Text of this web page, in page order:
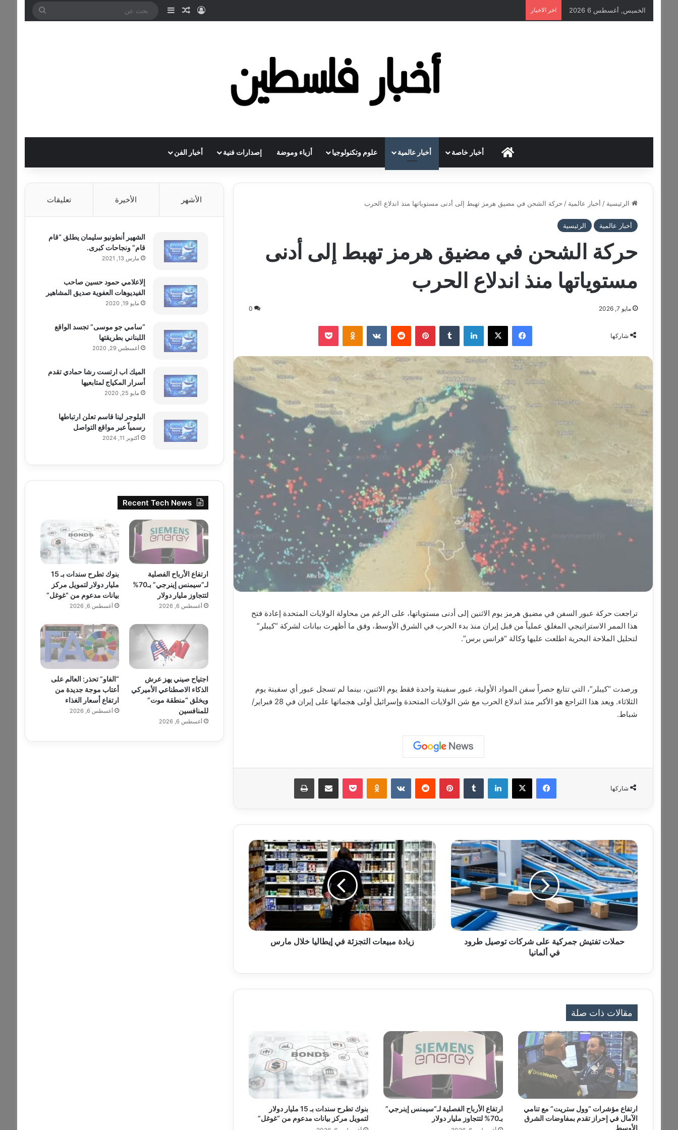
الخميس, أغسطس 6 2026 اخر الاخبار تسجيل الدخول
مقال عشوائي
إضافة عمود جانبي
HOMEأخبار خاصة أخبار عالمية علوم وتكنولوجيا أزياء وموضة إصدارات فنية أخبار الفن
الرئيسية / أخبار عالمية / حركة الشحن في مضيق هرمز تهبط إلى أدنى مستوياتها منذ اندلاع الحرب
أخبار عالمية الرئيسية
حركة الشحن في مضيق هرمز تهبط إلى أدنى
مستوياتها منذ اندلاع الحرب
مايو 7, 2026 0
شاركها
فيسبوك ‫X لينكدإن ‏Tumblr بينتيريست ‏Reddit
‏VKontakte
Odnoklassniki
‫Pocket
تراجعت حركة عبور السفن في مضيق هرمز يوم الاثنين إلى أدنى مستوياتها، على الرغم من محاولة الولايات المتحدة إعادة فتح
هذا الممر الاستراتيجي المغلق عملياً من قبل إيران منذ بدء الحرب في الشرق الأوسط، وفق ما أظهرت بيانات لشركة “كيبلر”
لتحليل الملاحة البحرية اطلعت عليها وكالة “فرانس برس”.
ورصدت “كيبلر”، التي تتابع حصراً سفن المواد الأولية، عبور سفينة واحدة فقط يوم الاثنين، بينما لم تسجل عبور أي سفينة يوم
الثلاثاء. ويعد هذا التراجع هو الأكبر منذ اندلاع الحرب مع شن الولايات المتحدة وإسرائيل أولى هجماتها على إيران في 28 فبراير/
شباط.
شاركها
فيسبوك ‫X لينكدإن ‏Tumblr بينتيريست ‏Reddit
‏VKontakte
Odnoklassniki
‫Pocket مشاركة عبر البريد طباعة
ح
م
ل
ا
ت
ت
ف
ت
ي
ر
ة
ى
ش
ر
ك
ا
و
ص
حملات تفتيش جمركية على شركات توصيل طرود
في ألمانيا
ز
ي
ة
م
ب
ي
ع
ل
ي
إ
ا
ل
ي
ا
زيادة مبيعات التجزئة في إيطاليا خلال مارس
مقالات ذات صلة
ارتفاع مؤشرات “وول ستريت” مع تنامي
الآمال في إحراز تقدم بمفاوضات الشرق
الأوسط
ارتفاع الأرباح الفصلية لـ”سيمنس إينرجي”
بـ70% لتتجاوز مليار دولار
بنوك تطرح سندات بـ 15 مليار دولار
لتمويل مركز بيانات مدعوم من “غوغل”
الأشهر الأخيرة تعليقات
الشهير أنطونيو سليمان يطلق “قام
قام” ونجاحات كبرى.
مارس 13, 2021
إلاعلامي حمود حسين صاحب
الفيديوهات العفوية صديق المشاهير
مايو 19, 2020
“سامي جو موسى” تجسد الواقع
اللبناني بطريقتها
أغسطس 29, 2020
الميك اب ارتست رشا حمادي تقدم
أسرار المكياج لمتابعيها
مايو 25, 2020
البلوجر لينا قاسم تعلن ارتباطها
رسمياً عبر مواقع التواصل
أكتوبر 11, 2024
Recent Tech News
ارتفاع الأرباح الفصلية
لـ”سيمنس إينرجي” بـ70%
لتتجاوز مليار دولار
أغسطس 6, 2026
بنوك تطرح سندات بـ 15
مليار دولار لتمويل مركز
بيانات مدعوم من “غوغل”
أغسطس 6, 2026
اجتياح صيني يهز عرش
الذكاء الاصطناعي الأميركي
ويخلق “منطقة موت”
للمنافسين
أغسطس 6, 2026
“الفاو” تحذر: العالم على
أعتاب موجة جديدة من
ارتفاع أسعار الغذاء
أغسطس 6, 2026